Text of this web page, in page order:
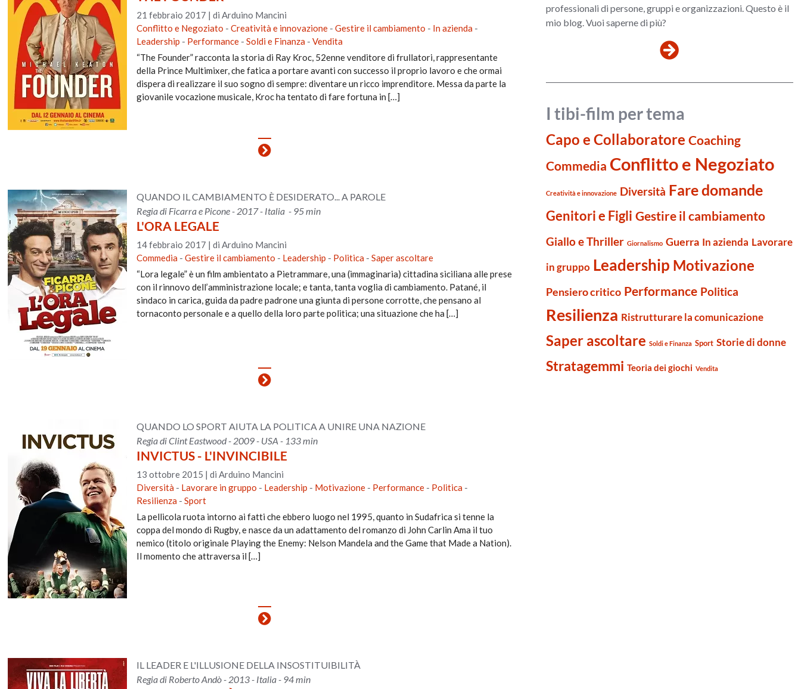
21 febbraio 2017 | di Arduino Mancini
Conflitto e Negoziato - Creatività e innovazione- Gestire il cambiamento - In azienda-
Leadership - Performance- Soldi e Finanza- Vendita
“The Founder” racconta la storia di Ray Kroc, 52enne venditore di frullatori, rappresentante
della Prince Multimixer, che fatica a portare avanti con successo il proprio lavoro e che ormai
dispera di realizzare il suo sogno di sempre: diventare un ricco imprenditore. Messa da parte la
giovanile vocazione musicale, Kroc ha tentato di fare fortuna in […]
QUANDO IL CAMBIAMENTO È DESIDERATO... A PAROLE
Regia di Ficarra e Picone - 2017 - Italia - 95 min
L'ORA LEGALE
14 febbraio 2017 | di Arduino Mancini
Commedia- Gestire il cambiamento - Leadership - Politica- Saper ascoltare
“Lora legale” è un film ambientato a Pietrammare, una (immaginaria) cittadina siciliana alle prese
con il rinnovo dell’amministrazione locale; e tanta, tanta voglia di cambiamento. Patané, il
sindaco in carica, guida da padre padrone una giunta di persone corrotte, che pensano al
tornaconto personale e a quello della loro parte politica; una situazione che ha […]
QUANDO LO SPORT AIUTA LA POLITICA A UNIRE UNA NAZIONE
Regia di Clint Eastwood - 2009 - USA - 133 min
INVICTUS - L'INVINCIBILE
13 ottobre 2015 | di Arduino Mancini
Diversità- Lavorare in gruppo - Leadership - Motivazione- Performance- Politica-
Resilienza- Sport
La pellicola ruota intorno ai fatti che ebbero luogo nel 1995, quanto in Sudafrica si tenne la
coppa del mondo di Rugby, e nasce da un adattamento del romanzo di John Carlin Ama il tuo
nemico (titolo originale Playing the Enemy: Nelson Mandela and the Game that Made a Nation).
Il momento che attraversa il […]
IL LEADER E L'ILLUSIONE DELLA INSOSTITUIBILITÀ
Regia di Roberto Andò - 2013 - Italia - 94 min
professionali di persone, gruppi e organizzazioni. Questo è il
mio blog. Vuoi saperne di più?
I tibi-film per tema
Capo e Collaboratore Coaching
Commedia Conflitto e Negoziato
Creatività e innovazione Diversità Fare domande
Genitori e Figli Gestire il cambiamento
Giallo e Thriller Giornalismo Guerra In azienda Lavorare
in gruppo Leadership Motivazione
Pensiero critico Performance Politica
Resilienza Ristrutturare la comunicazione
Saper ascoltare Soldi e Finanza Sport Storie di donne
Stratagemmi Teoria dei giochi Vendita